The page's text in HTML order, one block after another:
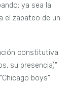
ya sea la
el zapateo de un
constitutiva
su presencia)”
boys”